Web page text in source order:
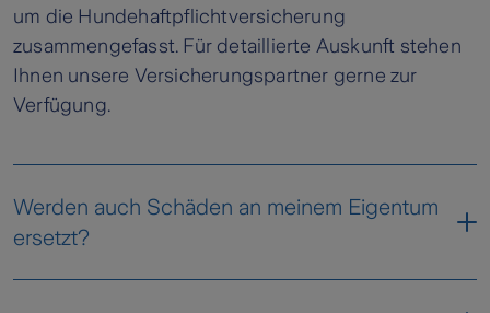
um die Hundehaftpflichtversicherung
zusammengefasst. Für detaillierte Auskunft stehen
Ihnen unsere Versicherungspartner gerne zur
Verfügung.
Werden auch Schäden an meinem Eigentum
ersetzt?